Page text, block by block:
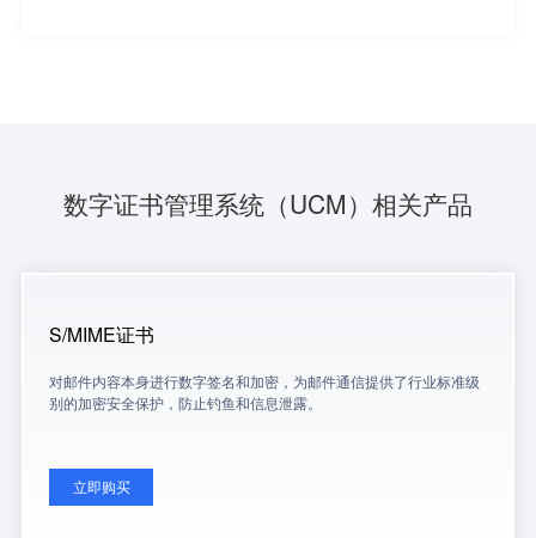
数字证书管理系统（UCM）相关产品
S/MIME证书
对邮件内容本身进行数字签名和加密，为邮件通信提供了行业标准级
别的加密安全保护，防止钓鱼和信息泄露。
立即购买